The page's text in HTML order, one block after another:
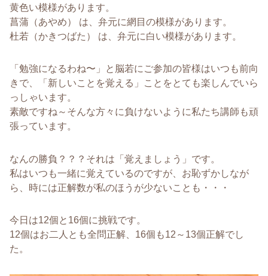
黄色い模様があります。
菖蒲（あやめ） は、弁元に網目の模様があります。
杜若（かきつばた） は、弁元に白い模様があります。
「勉強になるわね〜」と脳若にご参加の皆様はいつも前向
きで、「新しいことを覚える」ことをとても楽しんでいら
っしゃいます。
素敵ですね～そんな方々に負けないように私たち講師も頑
張っています。
なんの勝負？？？それは「覚えましょう」です。
私はいつも一緒に覚えているのですが、お恥ずかしなが
ら、時には正解数が私のほうが少ないことも・・・
今日は12個と16個に挑戦です。
12個はお二人とも全問正解、16個も12～13個正解でし
た。